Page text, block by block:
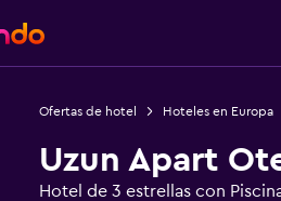
Ofertas de hotel Hoteles en Europa
Uzun Apart
Hotel de 3 estrellas con